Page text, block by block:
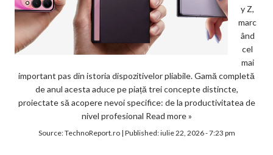
y Z,
marc
ând
cel
mai
important pas din istoria dispozitivelor pliabile. Gamă completă
de anul acesta aduce pe piață trei concepte distincte,
proiectate să acopere nevoi specifice: de la productivitatea de
nivel profesional Read more »
Source:TechnoReport.ro| Published:iulie 22, 2026 - 7:23 pm